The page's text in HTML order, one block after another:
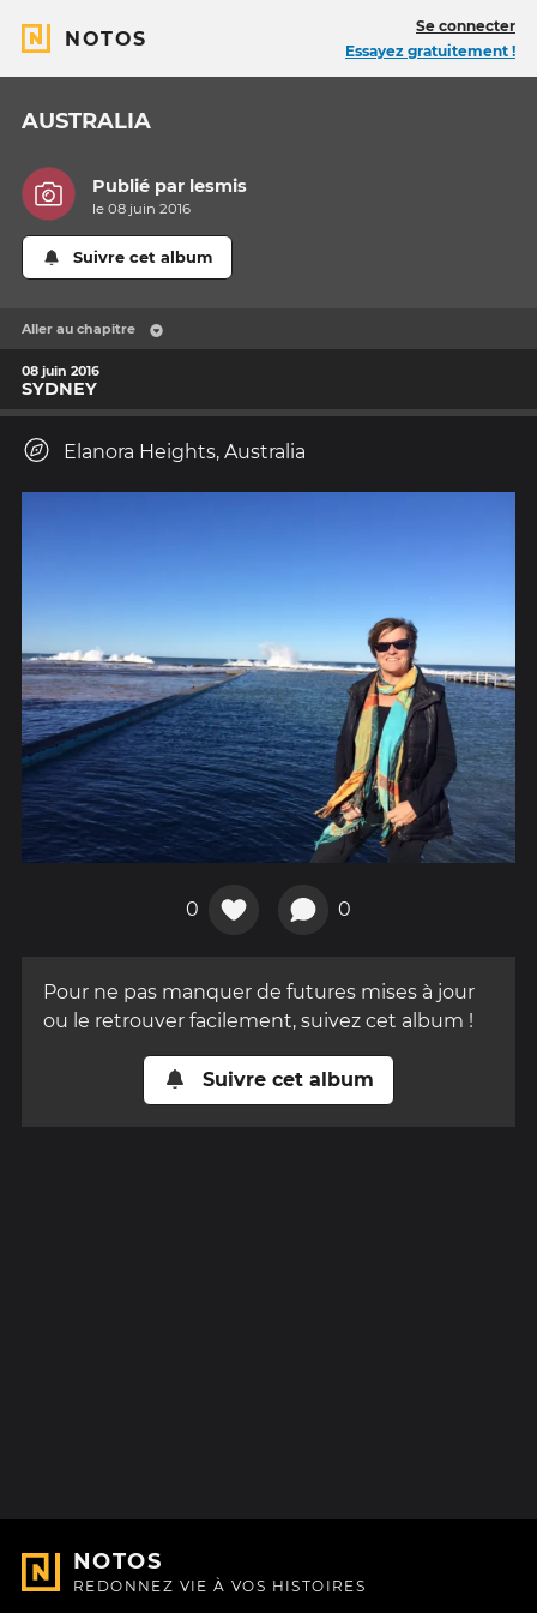
NOTOS
Se connecter
Essayez gratuitement !
AUSTRALIA
Publié par lesmis
le 08 juin 2016
Suivre cet album
Aller au chapitre
08 juin 2016
SYDNEY
Elanora Heights, Australia
0 0
Pour ne pas manquer de futures mises à jour
ou le retrouver facilement, suivez cet album !
Suivre cet album
NOTOS
REDONNEZ VIE À VOS HISTOIRES